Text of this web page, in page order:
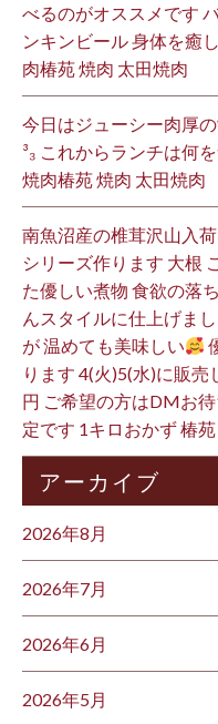
べるのがオススメです
ンキンビール 身体を癒
肉椿苑 焼肉 太田焼肉
今日はジューシー肉厚
³₃ これからランチは何
焼肉椿苑 焼肉 太田焼肉
南魚沼産の椎茸沢山入
シリーズ作ります 大根
た優しい煮物 食欲の落
んスタイルに仕上げま
が 温めても美味しい
ります 4(火)5(水)に販
円 ご希望の方はDMお
定です 1キロおかず 椿
アーカイブ
2026年8月
2026年7月
2026年6月
2026年5月